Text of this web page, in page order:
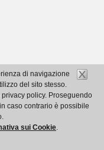
di navigazione
del sito stesso.
policy. Proseguendo
caso contrario è possibile
sui Cookie.